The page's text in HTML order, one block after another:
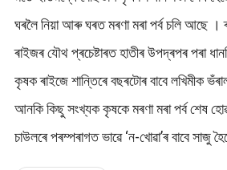
ঘৰলৈ নিয়া আৰু ঘৰত মৰণা মৰা পৰ্ব চলি আছে ।
ৰাইজৰ যৌথ প্ৰচেষ্টাৰত হাতীৰ উপদ্ৰপৰ পৰা
কৃষক ৰাইজে শান্তিৰে বছৰটোৰ বাবে লখিমীক
আনকি কিছু সংখ্যক কৃষকে মৰণা মৰা পৰ্ব শেষ
চাউলৰে পৰম্পৰাগত ভাৱে ‘ন-খোৱা’ৰ বাবে সাজু